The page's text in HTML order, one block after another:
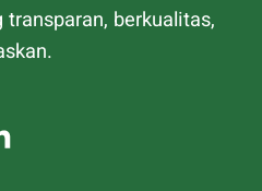
berkualitas,